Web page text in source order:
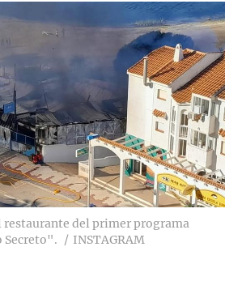
restaurante del primer programa
Secreto".
INSTAGRAM